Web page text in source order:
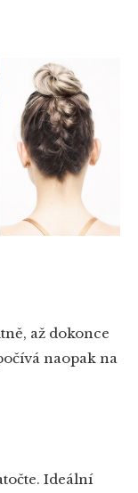
až dokonce
naopak na
Ideální